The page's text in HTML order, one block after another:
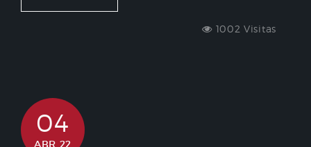
1002 Visitas
04
ABR 22